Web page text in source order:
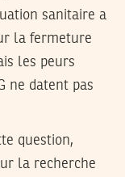
sanitaire a
la fermeture
les peurs
ne datent pas
question,
la recherche